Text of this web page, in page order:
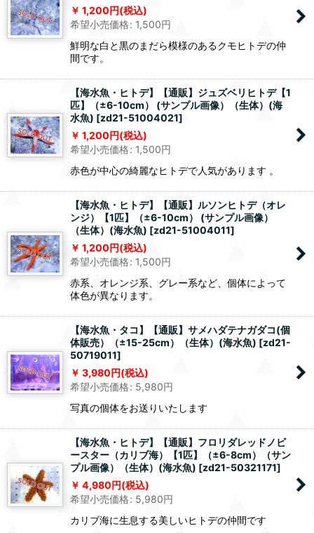
1,200円(税込)
希望小売価格: 1,500円
鮮明な白と黒のまだら模様のあるクモヒトデの仲
間です。
【海水魚・ヒトデ】【通販】ジュズベリヒトデ【1
匹】（±6-10cm） (サンプル画像）（生体）(海
水魚) [zd21-51004021]
1,200円(税込)
希望小売価格: 1,500円
赤色が中心の綺麗なヒトデで人気があります 。
【海水魚・ヒトデ】【通販】ルソンヒトデ（オレ
ンジ）【1匹】（±6-10cm） (サンプル画像）
（生体）(海水魚) [zd21-51004011]
1,200円(税込)
希望小売価格: 1,500円
赤系、オレンジ系、グレー系など、個体によって
体色が異なります。
【海水魚・タコ】【通販】サメハダテナガダコ(個
体販売）（±15-25cm）（生体）(海水魚) [zd21-
50719011]
3,980円(税込)
希望小売価格: 5,980円
写真の個体をお送りいたします
【海水魚・ヒトデ】【通販】フロリダレッドノビ
ースター（カリブ海）【1匹】（±6-8cm）（サン
プル画像）（生体）(海水魚) [zd21-50321171]
4,980円(税込)
希望小売価格: 5,980円
カリブ海に生息する美しいヒトデの仲間です